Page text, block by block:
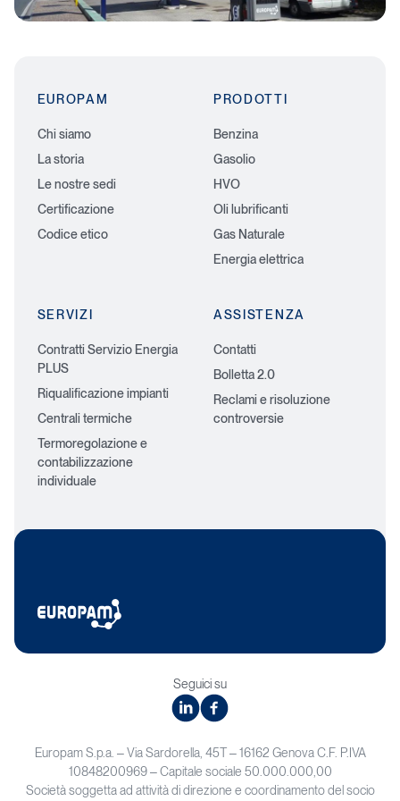
d
e
EUROPAM
Chi siamo
La storia
Le nostre sedi
Certificazione
Codice etico
PRODOTTI
Benzina
Gasolio
HVO
Oli lubrificanti
Gas Naturale
Energia elettrica
SERVIZI
Contratti Servizio Energia
PLUS
Riqualificazione impianti
Centrali termiche
Termoregolazione e
contabilizzazione
individuale
ASSISTENZA
Contatti
Bolletta 2.0
Reclami e risoluzione
controversie
Seguici su
linkedinfacebook
Europam S.p.a. – Via Sardorella, 45T – 16162 Genova C.F. P.IVA
10848200969 – Capitale sociale 50.000.000,00
Società soggetta ad attività di direzione e coordinamento del socio